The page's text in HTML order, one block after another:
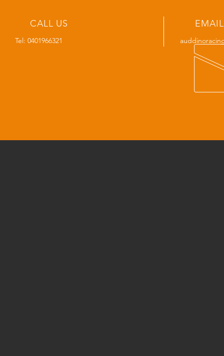
CALL US
Tel: 0401966321